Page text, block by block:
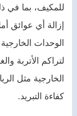
للمكيف، بما في
إزالة أي عوائق
الوحدات
لتراكم الأتربة
الخارجية مثل
كفاءة التبريد.